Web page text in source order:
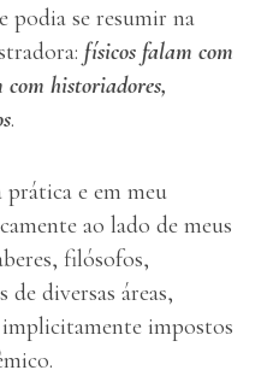
podia se resumir na
físicos falam com
historiadores,
.
prática e em meu
ao lado de meus
filósofos,
diversas áreas,
impostos